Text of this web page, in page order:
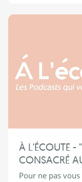
À L'ÉCOUTE -
CONSACRÉ
Pour ne pas